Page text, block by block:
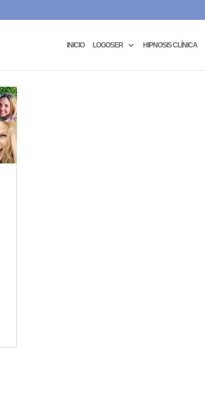
INICIO LOGOSER HIPNOSIS CLÍNICA